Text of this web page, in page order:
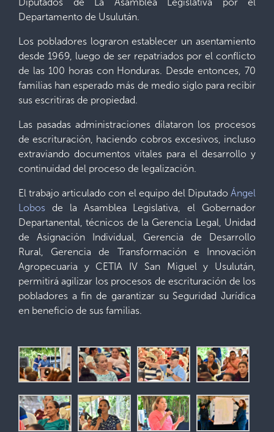
Departamento de Usulután.
Los pobladores lograron establecer un asentamiento
desde 1969, luego de ser repatriados por el conflicto
de las 100 horas con Honduras. Desde entonces, 70
familias han esperado más de medio siglo para recibir
sus escritiras de propiedad.
Las pasadas administraciones dilataron los procesos
de escrituración, haciendo cobros excesivos, incluso
extraviando documentos vitales para el desarrollo y
continuidad del proceso de legalización.
El trabajo articulado con el equipo del Diputado Ángel
Lobos de la Asamblea Legislativa, el Gobernador
Departanental, técnicos de la Gerencia Legal, Unidad
de Asignación Individual, Gerencia de Desarrollo
Rural, Gerencia de Transformación e Innovación
Agropecuaria y CETIA IV San Miguel y Usulután,
permitirá agilizar los procesos de escrituración de los
pobladores a fin de garantizar su Seguridad Jurídica
en beneficio de sus familias.